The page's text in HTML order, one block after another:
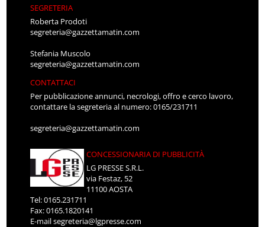
SEGRETERIA
Roberta Prodoti
segreteria@gazzettamatin.com
Stefania Muscolo
segreteria@gazzettamatin.com
CONTATTACI
Per pubblicazione annunci, necrologi, offro e cerco lavoro,
contattare la segreteria al numero: 0165/231711
segreteria@gazzettamatin.com
CONCESSIONARIA DI PUBBLICITÀ
LG PRESSE S.R.L.
via Festaz, 52
11100 AOSTA
Tel: 0165.231711
Fax: 0165.1820141
E-mailsegreteria@lgpresse.com